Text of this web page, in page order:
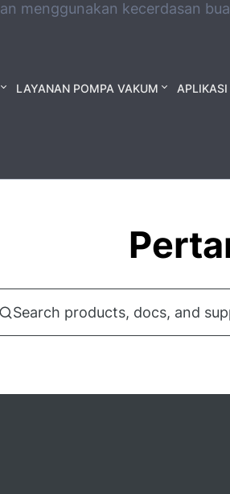
menggunakan kecerdasan
LAYANAN POMPA VAKUM APLIKASI
Search products, docs, and